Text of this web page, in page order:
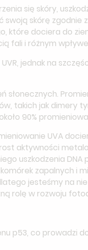
się skóry,
skórę zgodnie
dociera do
fali i różnym
jednak na
takich jak dimery
90%
UVA
aktywności
uszkodzenia
zapalnych i
jesteśmy na
rolę w rozwoju
p53, co prowadzi